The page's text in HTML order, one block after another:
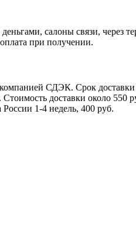
салоны связи, через
при получении.
СДЭК. Срок
доставки около 550
1-4 недель, 400 руб.